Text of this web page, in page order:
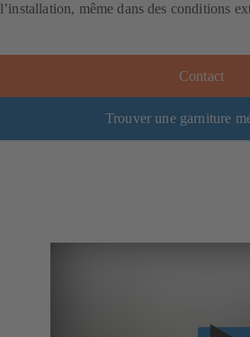
l’installation, même dans des conditions
Contact
Trouver une garniture